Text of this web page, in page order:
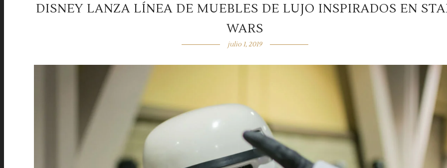
DISNEY LANZA LÍNEA DE MUEBLES DE LUJO INSPIRADOS EN
WARS
julio 1, 2019